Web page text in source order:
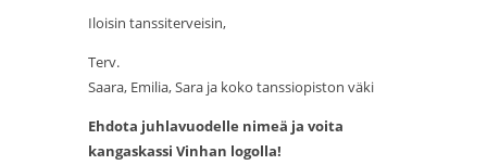
Iloisin tanssiterveisin,
Terv.
Saara, Emilia, Sara ja koko tanssiopiston väki
Ehdota juhlavuodelle nimeä ja voita
kangaskassi Vinhan logolla!